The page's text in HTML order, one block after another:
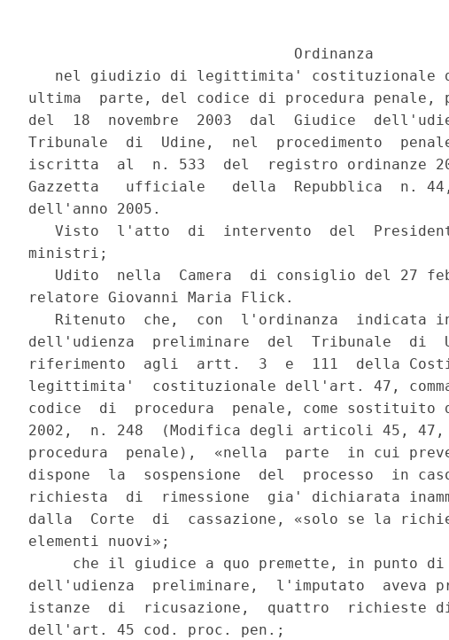
                              Ordinanza
nel giudizio di legittimita' costituzionale
ultima  parte, del codice di procedura penale,
del  18  novembre  2003  dal  Giudice
Tribunale  di  Udine,  nel  procedimento
iscritta  al  n. 533  del  registro ordinanze
Gazzetta   ufficiale   della  Repubblica  n.
dell'anno 2005.
Visto  l'atto  di  intervento  del
ministri;
Udito  nella  Camera  di consiglio del 27
relatore Giovanni Maria Flick.
Ritenuto  che,  con  l'ordinanza  indicata
dell'udienza  preliminare  del  Tribunale  di
riferimento  agli  artt.  3  e  111  della
legittimita'  costituzionale dell'art. 47,
codice  di  procedura  penale, come sostituito
2002,  n. 248  (Modifica degli articoli 45, 47,
procedura  penale),  «nella  parte  in cui
dispone  la  sospensione  del  processo  in
richiesta  di  rimessione  gia' dichiarata
dalla  Corte  di  cassazione, «solo se la
elementi nuovi»;
che il giudice a quo premette, in punto
dell'udienza  preliminare,  l'imputato  aveva
istanze  di  ricusazione,  quattro  richieste
dell'art. 45 cod. proc. pen.;